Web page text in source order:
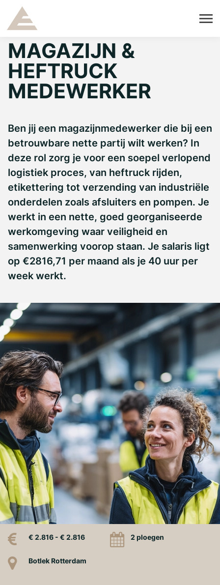
MAGAZIJN &
HEFTRUCK
MEDEWERKER
Ben jij een magazijnmedewerker die bij een
betrouwbare nette partij wilt werken? In
deze rol zorg je voor een soepel verlopend
logistiek proces, van heftruck rijden,
etikettering tot verzending van industriële
onderdelen zoals afsluiters en pompen. Je
werkt in een nette, goed georganiseerde
werkomgeving waar veiligheid en
samenwerking voorop staan. Je salaris ligt
op €2816,71 per maand als je 40 uur per
week werkt.
€ 2.816 - € 2.816 2 ploegen
Botlek Rotterdam